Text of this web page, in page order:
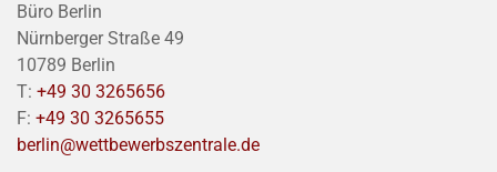
Büro Berlin
Nürnberger Straße 49
10789 Berlin
T: +49 30 3265656
F: +49 30 3265655
berlin@wettbewerbszentrale.de